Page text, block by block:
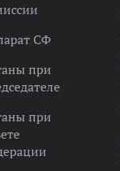
СФ
при
при